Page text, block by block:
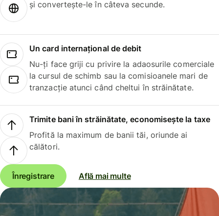
și convertește-le în câteva secunde.
Un card internațional de debit
Nu-ți face griji cu privire la adaosurile comerciale
la cursul de schimb sau la comisioanele mari de
tranzacție atunci când cheltui în străinătate.
Trimite bani în străinătate, economisește la taxe
Profită la maximum de banii tăi, oriunde ai
călători.
Înregistrare Află mai multe